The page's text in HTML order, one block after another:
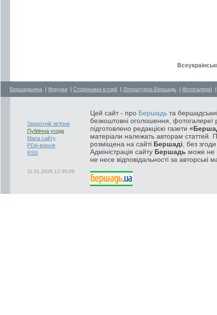
Бершадщина | Форуми | Сторінками історії | Літературна Бершадь | Фотогалереї
Зворотній зв'язок
Публічна угода
Мапа сайту
PDA-версія
RSS
11.01.2026 12:05:09
Цей сайт - про Бершадь та
безкоштовні оголошення, фотогалереї
підготовлено редакцією газети
матеріали належать авторам статтей.
розміщена на сайті Бершаді , без
Адміністрація сайту Бершадь може не
не несе відповідальності за авторські